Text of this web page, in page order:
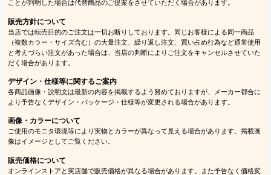
ことが判明した場合は代替商品のご提案をさせていただく場合があります。
販売方針について
当店では転売目的のご注文は一切お断りしております。同じお客様による同一商品
（複数カラー・サイズ含む）の大量注文、繰り返し注文、買い占め行為など通常使用
と考えづらい注文があった場合は、当店の判断によりご注文をキャンセルさせていた
だく場合があります。
デザイン・仕様等に関するご案内
各商品画像・説明文は最新の内容を掲載するよう努めておりますが、メーカー都合に
より予告なくデザイン・パッケージ・仕様等が変更される場合があります。
画像・カラーについて
ご使用のモニタ環境等により実物とカラーが異なって見える場合があります。掲載画
像はイメージとしてご覧ください。
販売価格について
オンラインストアと実店舗で販売価格が異なる場合があります。また予告なく価格変